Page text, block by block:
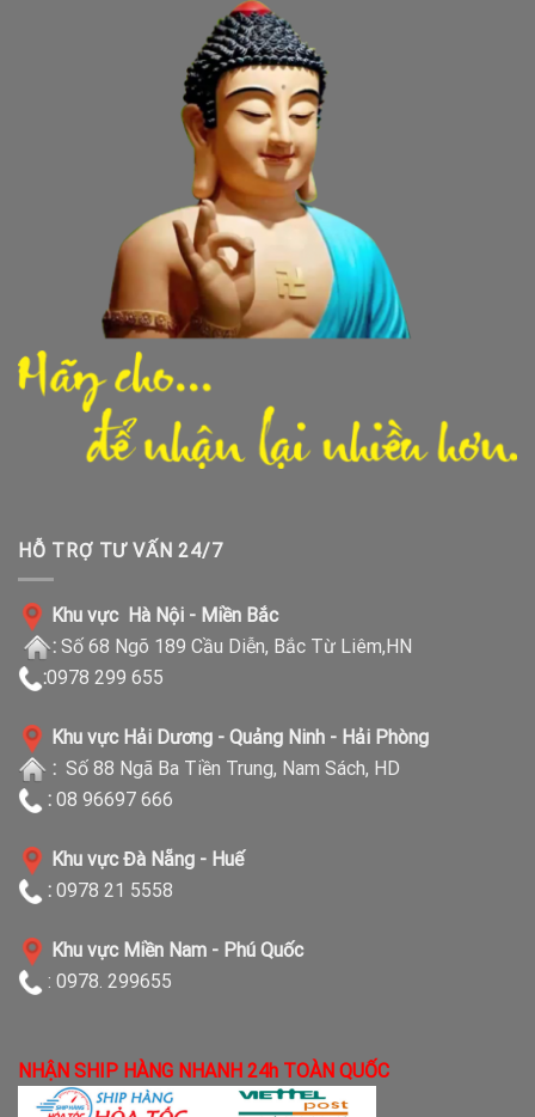
HỖ TRỢ TƯ VẤN 24/7
Khu vực Hà Nội - Miền Bắc
: Số 68 Ngõ 189 Cầu Diễn, Bắc Từ Liêm,HN
:0978 299 655
Khu vực Hải Dương - Quảng Ninh - Hải Phòng
: Số 88 Ngã Ba Tiền Trung, Nam Sách, HD
: 08 96697 666
Khu vực Đà Nẵng - Huế
: 0978 21 5558
Khu vực Miền Nam - Phú Quốc
: 0978. 299655
NHẬN SHIP HÀNG NHANH 24h TOÀN QUỐC